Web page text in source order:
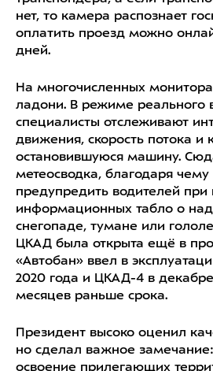
нет, то камера распознает
оплатить проезд можно
дней.
На многочисленных
ладони. В режиме реального
специалисты отслеживают
движения, скорость потока и
остановившуюся машину.
метеосводка, благодаря
предупредить водителей
информационных табло о
снегопаде, тумане или
ЦКАД была открыта ещё в
«Автобан» ввел в
2020 года и ЦКАД-4 в
месяцев раньше срока.
Президент высоко оценил
но сделал важное
освоение прилегающих